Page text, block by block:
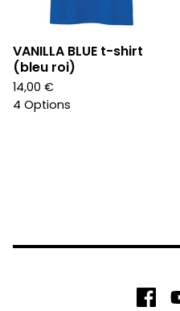
VANILLA BLUE t-shirt
(bleu roi)
14,00 €
4 Options